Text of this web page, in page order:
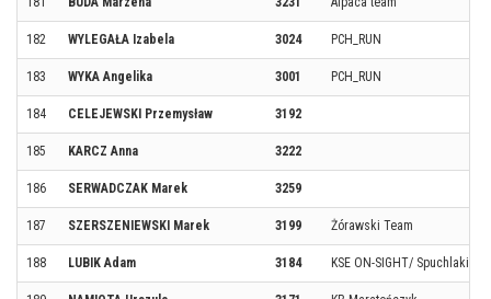
182 WYLEGAŁA Izabela 3024 PCH_RUN
183 WYKA Angelika 3001 PCH_RUN
184 CELEJEWSKI Przemysław 3192
185 KARCZ Anna 3222
186 SERWADCZAK Marek 3259
187 SZERSZENIEWSKI Marek 3199 Żórawski Team
188 LUBIK Adam 3184 KSE ON-SIGHT/ Spuchlaki